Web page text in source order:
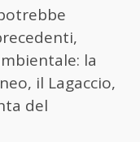
la
il Lagaccio,
del